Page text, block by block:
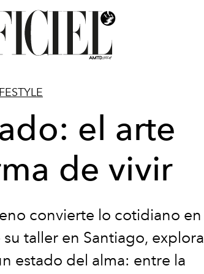
el arte
de vivir
convierte lo cotidiano en
taller en Santiago, explora
estado del alma: entre la